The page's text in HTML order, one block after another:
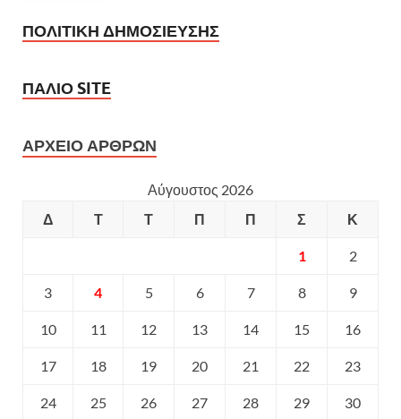
ΠΟΛΙΤΙΚΗ ΔΗΜΟΣΙΕΥΣΗΣ
ΠΑΛΙΟ SITE
ΑΡΧΕΙΟ ΑΡΘΡΩΝ
Αύγουστος 2026
Δ
Τ Τ Π Π Σ Κ
1 2
3 4 5 6 7 8 9
10 11 12 13 14 15 16
17 18 19 20 21 22 23
24 25 26 27 28 29 30